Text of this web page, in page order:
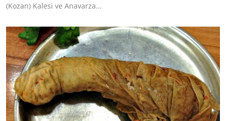
(Kozan) Kalesi ve Anavarza...